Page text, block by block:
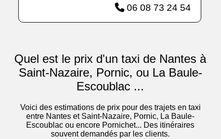
06 08 73 24 54
Quel est le prix d'un taxi de Nantes à
Saint-Nazaire, Pornic, ou La Baule-
Escoublac ...
Voici des estimations de prix pour des trajets en taxi
entre Nantes et Saint-Nazaire, Pornic, La Baule-
Escoublac ou encore Pornichet... Des itinéraires
souvent demandés par les clients.